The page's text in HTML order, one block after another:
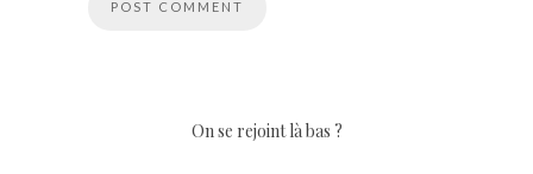
On se rejoint là bas ?